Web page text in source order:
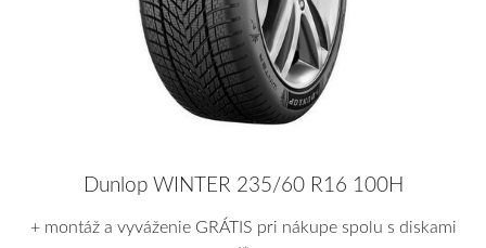
Dunlop WINTER 235/60 R16 100H
+ montáž a vyváženie GRÁTIS pri nákupe spolu s diskami